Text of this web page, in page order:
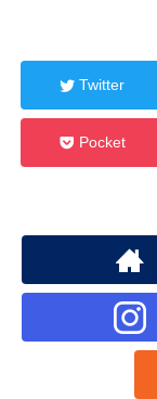
Twitter
Pocket